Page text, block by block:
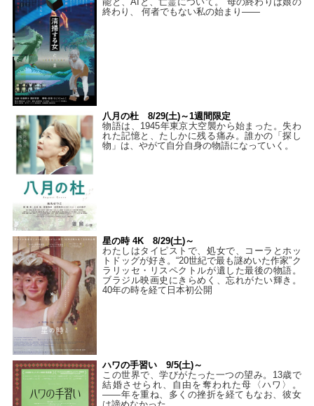
終わり、 何者でもない私の始まり――
八月の杜 8/29(土)～1週間限定
物語は、1945年東京大空襲から始まった。失わ
れた記憶と、たしかに残る痛み。誰かの「探し
物」は、やがて自分自身の物語になっていく。
星の時 4K 8/29(土)～
わたしはタイピストで、処⼥で、コーラとホッ
トドッグが好き。“20世紀で最も謎めいた作家”ク
ラリッセ・リスペクトルが遺した最後の物語。
ブラジル映画史にきらめく、忘れがたい輝き。
40年の時を経て⽇本初公開
ハワの手習い 9/5(土)～
この世界で、学びがたった一つの望み。13歳で
結婚させられ、自由を奪われた母〈ハワ〉。
——年を重ね、多くの挫折を経てもなお、彼女